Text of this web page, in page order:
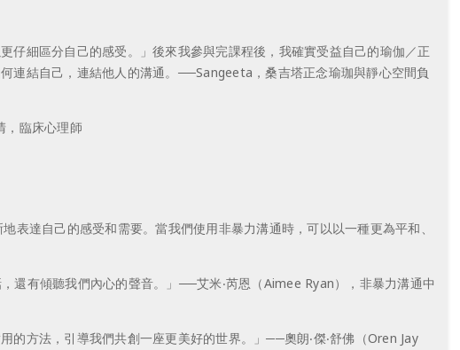
細區分自己的感受。」後來我參與完課程後，我確實受益自己的瑜伽／正
連結自己，連結他人的溝通。──Sangeeta，桑吉塔正念瑜珈與靜心空間負
，臨床心理師
達自己的感受和需要。當我們使用非暴力溝通時，可以以一種更為平和、
還有傾聽我們內心的聲音。」──艾米‧芮恩（Aimee Ryan），非暴力溝通中
的方法，引導我們共創一座更美好的世界。」──奧朗‧傑‧舒佛（Oren Jay